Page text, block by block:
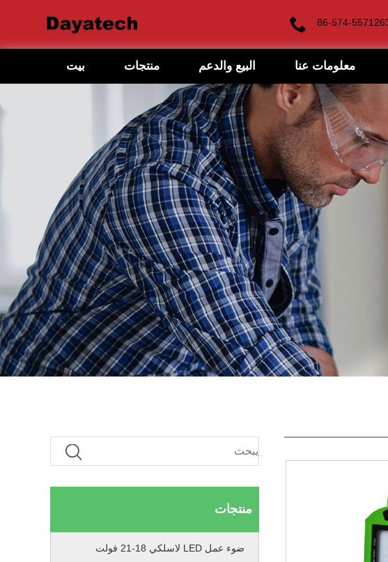
بيت منتجات البيع والدعم معلومات عنا
منتجات
ضوء عمل LED لاسلكي 18-21 فولت